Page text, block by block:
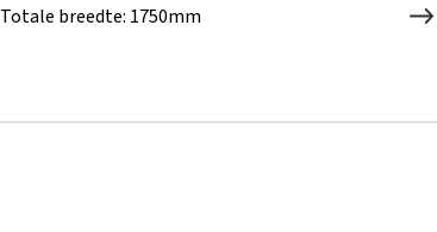
Totale breedte: 1750mm